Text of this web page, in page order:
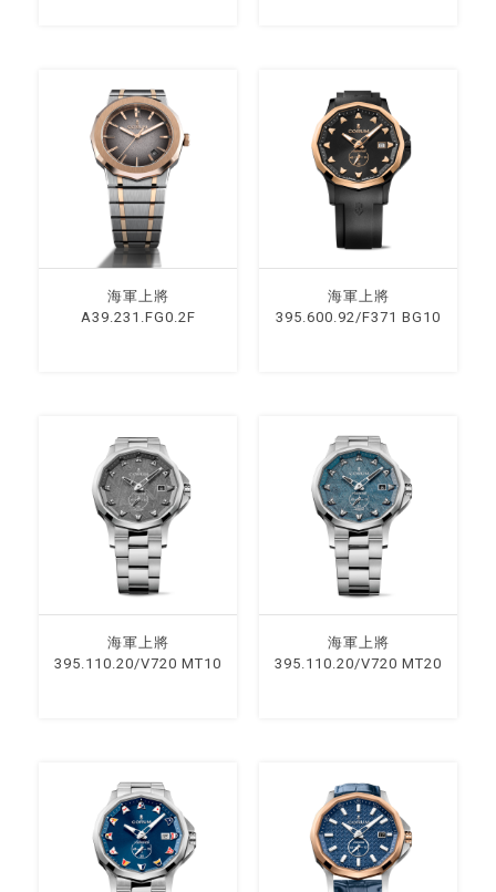
海軍上將
A39.231.FG0.2F
海軍上將
395.600.92/F371 BG10
海軍上將
395.110.20/V720 MT10
海軍上將
395.110.20/V720 MT20